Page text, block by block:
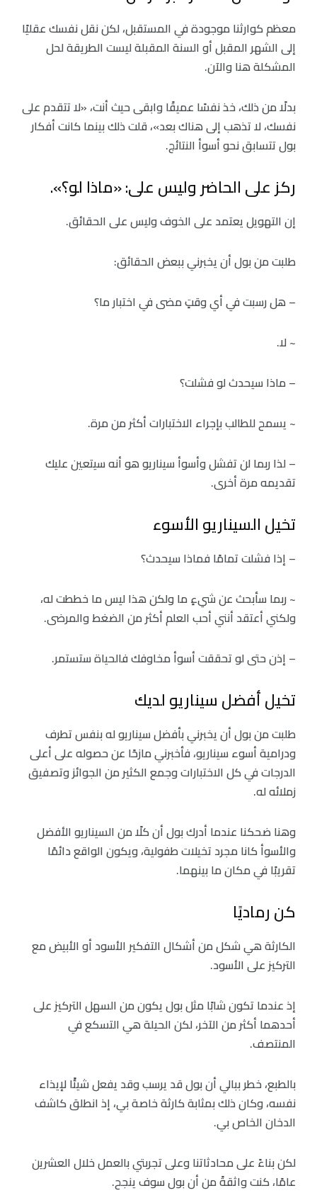
معظم كوارثنا موجودة في المستقبل، لكن نقل نفسك عقليًا
إلى الشهر المقبل أو السنة المقبلة ليست الطريقة لحل
المشكلة هنا والآن.
بدلًا من ذلك، خذ نفسًا عميقًا وابقى حيث أنت، «لا تتقدم على
نفسك، لا تذهب إلى هناك بعد»، قلت ذلك بينما كانت أفكار
بول تتسابق نحو أسوأ النتائج.
ركز على الحاضر وليس على: «ماذا لو؟».
إن التهويل يعتمد على الخوف وليس على الحقائق.
طلبت من بول أن يخبرني ببعض الحقائق:
– هل رسبت في أي وقتٍ مضى في اختبار ما؟
~ لا.
– ماذا سيحدث لو فشلت؟
~ يسمح للطالب بإجراء الاختبارات أكثر من مرة.
– لذا ربما لن تفشل وأسوأ سيناريو هو أنه سيتعين عليك
تقديمه مرة أخرى.
تخيل السيناريو الأسوء
– إذا فشلت تمامًا فماذا سيحدث؟
~ ربما سأبحث عن شيءٍ ما ولكن هذا ليس ما خططت له،
ولكني أعتقد أنني أحب العلم أكثر من الضغط والمرضى.
– إذن حتى لو تحققت أسوأ مخاوفك فالحياة ستستمر.
تخيل أفضل سيناريو لديك
طلبت من بول أن يخبرني بأفضل سيناريو له بنفس تطرف
ودرامية أسوء سيناريو، فأخبرني مازحًا عن حصوله على أعلى
الدرجات في كل الاختبارات وجمع الكثير من الجوائز وتصفيق
زملائه له.
وهنا ضحكنا عندما أدرك بول أن كلًا من السيناريو الأفضل
والأسوأ كانا مجرد تخيلات طفولية، ويكون الواقع دائمًا
تقريبًا في مكان ما بينهما.
كن رماديًا
الكارثة هي شكل من أشكال التفكير الأسود أو الأبيض مع
التركيز على الأسود.
إذ عندما تكون شابًا مثل بول يكون من السهل التركيز على
أحدهما أكثر من الآخر، لكن الحيلة هي التسكع في
المنتصف.
بالطبع، خطر ببالي أن بول قد يرسب وقد يفعل شيئًا لإيذاء
نفسه، وكان ذلك بمثابة كارثة خاصة بي، إذ انطلق كاشف
الدخان الخاص بي.
لكن بناءً على محادثاتنا وعلى تجربتي بالعمل خلال العشرين
عامًا، كنت واثقةً من أن بول سوف ينجح.